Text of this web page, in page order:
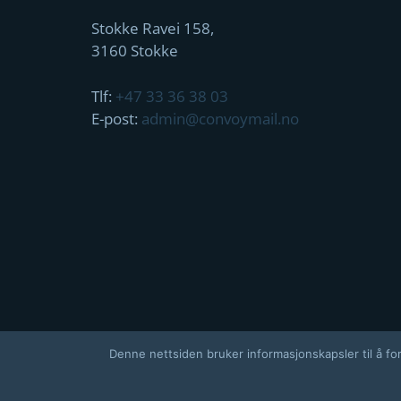
Stokke Ravei 158,
3160 Stokke
Tlf: +47 33 36 38 03
E-post: admin@convoymail.no
Denne nettsiden bruker informasjonskapsler til å